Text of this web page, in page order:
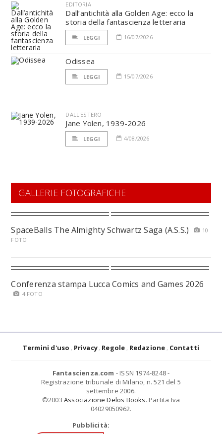
EDITORIA
Dall’antichità alla Golden Age: ecco la
storia della fantascienza letteraria
LEGGI 16/07/2026
Odissea
LEGGI 15/07/2026
DALL'ESTERO
Jane Yolen, 1939-2026
LEGGI 4/08/2026
GALLERIE FOTOGRAFICHE
SpaceBalls The Almighty Schwartz Saga (A.S.S.)
10
FOTO
Conferenza stampa Lucca Comics and Games 2026
4 FOTO
Termini d'uso Privacy Regole Redazione Contatti
Fantascienza.com - ISSN 1974-8248 -
Registrazione tribunale di Milano, n. 521 del 5
settembre 2006.
©2003 Associazione Delos Books. Partita Iva
04029050962.
Pubblicità: